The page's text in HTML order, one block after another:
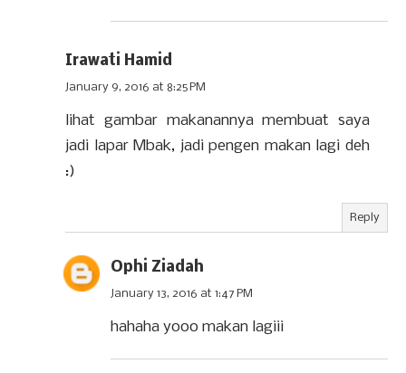
Irawati Hamid
January 9, 2016 at 8:25 PM
lihat gambar makanannya membuat saya
jadi lapar Mbak, jadi pengen makan lagi deh
:)
Reply
Ophi Ziadah
January 13, 2016 at 1:47 PM
hahaha yooo makan lagiii